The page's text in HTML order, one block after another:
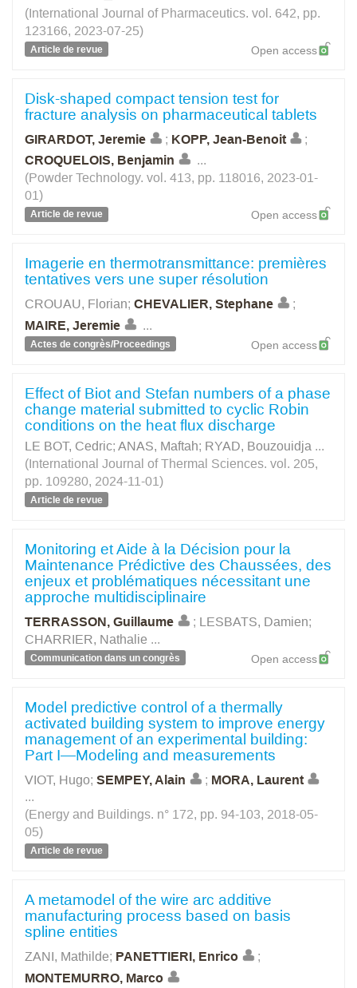
(International Journal of Pharmaceutics. vol. 642, pp.
123166, 2023-07-25)
Article de revue Open access
Disk-shaped compact tension test for
fracture analysis on pharmaceutical tablets
GIRARDOT, Jeremie ; KOPP, Jean-Benoit
;
CROQUELOIS, Benjamin
...
(Powder Technology. vol. 413, pp. 118016, 2023-01-
01)
Article de revue Open access
Imagerie en thermotransmittance: premières
tentatives vers une super résolution
CROUAU, Florian; CHEVALIER, Stephane
;
MAIRE, Jeremie
...
Actes de congrès/Proceedings Open access
Effect of Biot and Stefan numbers of a phase
change material submitted to cyclic Robin
conditions on the heat flux discharge
LE BOT, Cedric; ANAS, Maftah; RYAD, Bouzouidja ...
(International Journal of Thermal Sciences. vol. 205,
pp. 109280, 2024-11-01)
Article de revue
Monitoring et Aide à la Décision pour la
Maintenance Prédictive des Chaussées, des
enjeux et problématiques nécessitant une
approche multidisciplinaire
TERRASSON, Guillaume ; LESBATS, Damien;
CHARRIER, Nathalie ...
Communication dans un congrès Open access
Model predictive control of a thermally
activated building system to improve energy
management of an experimental building:
Part I—Modeling and measurements
VIOT, Hugo; SEMPEY, Alain ; MORA, Laurent
...
(Energy and Buildings. n° 172, pp. 94-103, 2018-05-
05)
Article de revue
A metamodel of the wire arc additive
manufacturing process based on basis
spline entities
ZANI, Mathilde; PANETTIERI, Enrico
;
MONTEMURRO, Marco